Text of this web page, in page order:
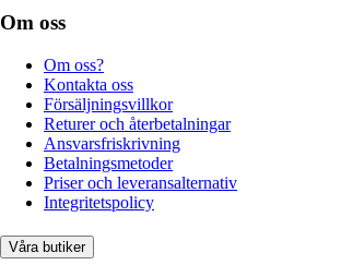
Om oss
Om oss?
Kontakta oss
Försäljningsvillkor
Returer och återbetalningar
Ansvarsfriskrivning
Betalningsmetoder
Priser och leveransalternativ
Integritetspolicy
Våra butiker